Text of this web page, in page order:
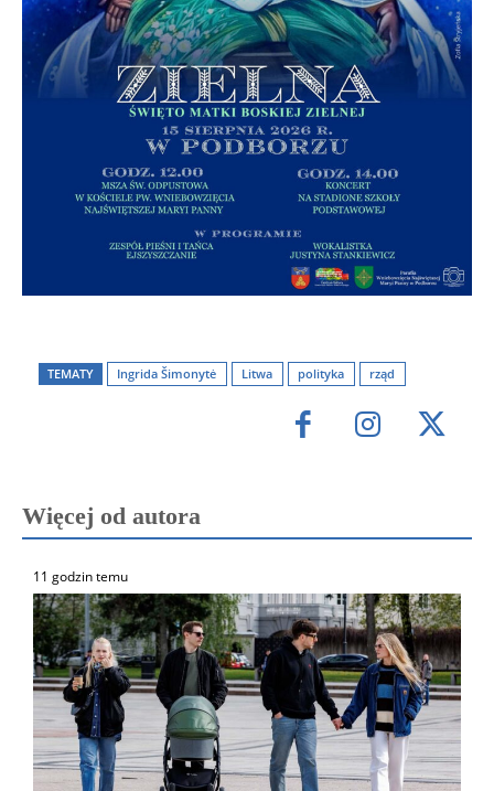
TEMATY Ingrida Šimonytė Litwa polityka rząd
Więcej od autora
11 godzin temu